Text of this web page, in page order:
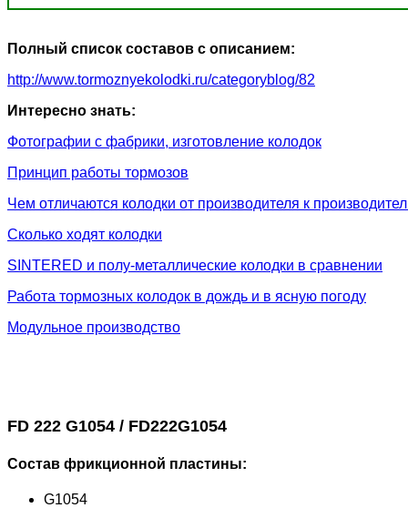
Полный список составов с описанием:
http://www.tormoznyekolodki.ru/categoryblog/82
Интересно знать:
Фотографии с фабрики, изготовление колодок
Принцип работы тормозов
Чем отличаются колодки от производителя к
Сколько ходят колодки
SINTERED и полу-металлические колодки в сравнении
Работа тормозных колодок в дождь и в ясную погоду
Модульное производство
FD 222 G1054 / FD222G1054
Состав фрикционной пластины:
G1054